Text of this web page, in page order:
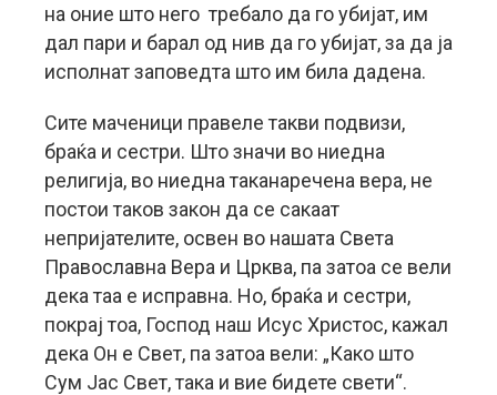
на оние што него требало да го убијат, им
дал пари и барал од нив да го убијат, за да ја
исполнат заповедта што им била дадена.
Сите маченици правеле такви подвизи,
браќа и сестри. Што значи во ниедна
религија, во ниедна таканаречена вера, не
постои таков закон да се сакаат
непријателите, освен во нашата Света
Православна Вера и Црква, па затоа се вели
дека таа е исправна. Но, браќа и сестри,
покрај тоа, Господ наш Исус Христос, кажал
дека Он е Свет, па затоа вели: „Како што
Сум Јас Свет, така и вие бидете свети“.